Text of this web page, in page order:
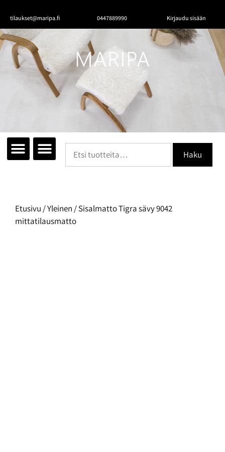
tilaukset@maripa.fi 0447889990 Kirjaudu sisään
Haku
Etusivu /Yleinen / Sisalmatto Tigra sävy 9042
mittatilausmatto